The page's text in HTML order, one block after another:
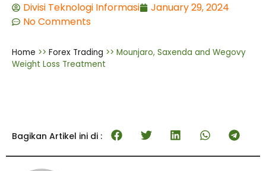
Divisi Teknologi Informasi
January 29, 2024
No Comments
Home >> Forex Trading >> Mounjaro, Saxenda and Wegovy
Weight Loss Treatment
Bagikan Artikel ini di :